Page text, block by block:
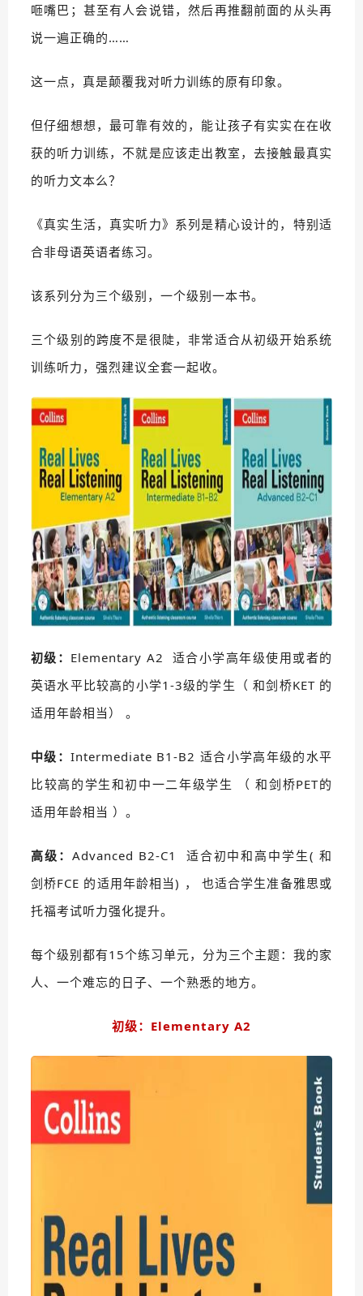
咂嘴巴；甚至有人会说错，然后再推翻前面的从头再
说一遍正确的……
这一点，真是颠覆我对听力训练的原有印象。
但仔细想想，最可靠有效的，能让孩子有实实在在收
获的听力训练，不就是应该走出教室，去接触最真实
的听力文本么？
《真实生活，真实听力》系列是精心设计的，特别适
合非母语英语者练习。
该系列分为三个级别，一个级别一本书。
三个级别的跨度不是很陡，非常适合从初级开始系统
训练听力，强烈建议全套一起收。
初级： Elementary A2 适合小学高年级使用或者的
英语水平比较高的小学1-3级的学生（ 和剑桥KET 的
适用年龄相当） 。
中级：Intermediate B1-B2 适合小学高年级的水平
比较高的学生和初中一二年级学生 （ 和剑桥PET的
适用年龄相当 ）。
高级： Advanced B2-C1 适合初中和高中学生( 和
剑桥FCE 的适用年龄相当) ， 也适合学生准备雅思或
托福考试听力强化提升。
每个级别都有15个练习单元，分为三个主题：我的家
人、一个难忘的日子、一个熟悉的地方。
初级：Elementary A2